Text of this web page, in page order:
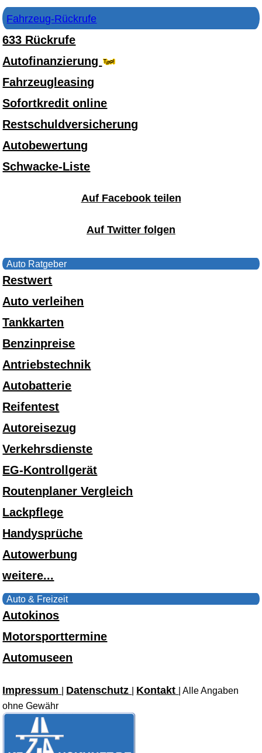
Fahrzeug-Rückrufe
633 Rückrufe
Autofinanzierung
Fahrzeugleasing
Sofortkredit online
Restschuldversicherung
Autobewertung
Schwacke-Liste
Auf Facebook teilen
Auf Twitter folgen
Auto Ratgeber
Restwert
Auto verleihen
Tankkarten
Benzinpreise
Antriebstechnik
Autobatterie
Reifentest
Autoreisezug
Verkehrsdienste
EG-Kontrollgerät
Routenplaner Vergleich
Lackpflege
Handysprüche
Autowerbung
weitere...
Auto & Freizeit
Autokinos
Motorsporttermine
Automuseen
Impressum Datenschutz Kontakt
| Alle Angaben
ohne Gewähr